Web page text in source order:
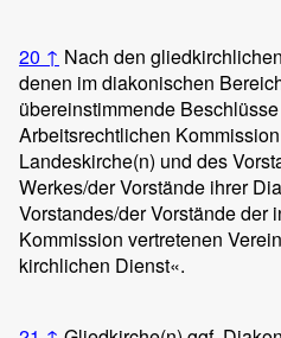
20 ↑ Nach den
denen im diakonischen
übereinstimmende
Arbeitsrechtlichen
Landeskirche(n) und des
Werkes/der Vorstände ihrer
Vorstandes/der Vorstände der
Kommission vertretenen
kirchlichen Dienst«.